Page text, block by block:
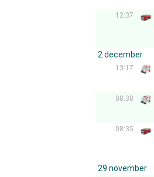
12:37
2 december
13:17
08:38
08:35
29 november